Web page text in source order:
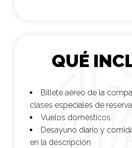
QUÉ
Billete aéreo de la
clases especiales de reserva
Vuelos domésticos
Desayuno diario y
en la descripción